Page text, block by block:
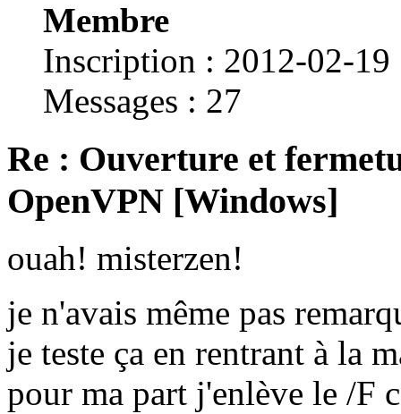
Membre
Inscription : 2012-02-19
Messages : 27
Re : Ouverture et
OpenVPN [Windows]
ouah! misterzen!
je n'avais même pas
je teste ça en rentrant à la
pour ma part j'enlève le /F